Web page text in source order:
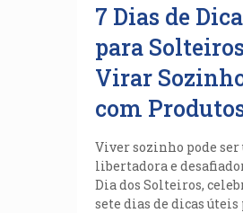
7 Dias de
para
Virar
com
Viver sozinho pode
libertadora e
Dia dos Solteiros,
sete dias de dicas úteis